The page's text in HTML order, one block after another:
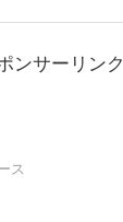
ンサーリンク
ス